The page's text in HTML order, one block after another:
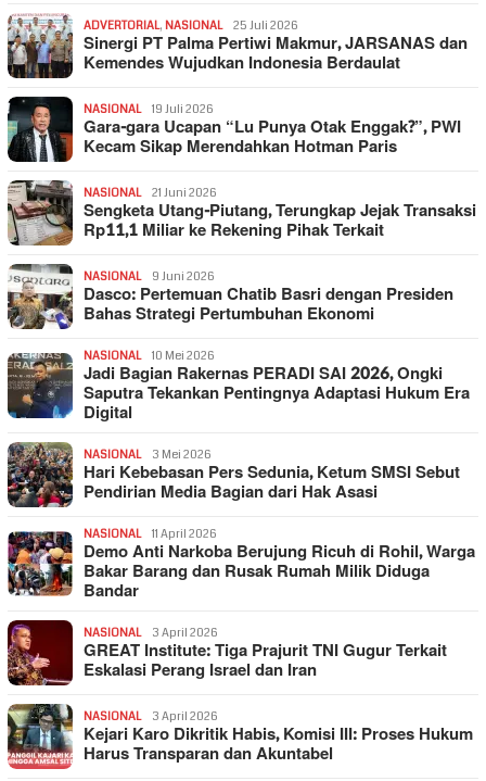
ADVERTORIAL, NASIONAL 25 Juli 2026
Sinergi PT Palma Pertiwi Makmur, JARSANAS dan
Kemendes Wujudkan Indonesia Berdaulat
NASIONAL 19 Juli 2026
Gara-gara Ucapan “Lu Punya Otak Enggak?”, PWI
Kecam Sikap Merendahkan Hotman Paris
NASIONAL 21 Juni 2026
Sengketa Utang-Piutang, Terungkap Jejak Transaksi
Rp11,1 Miliar ke Rekening Pihak Terkait
NASIONAL 9 Juni 2026
Dasco: Pertemuan Chatib Basri dengan Presiden
Bahas Strategi Pertumbuhan Ekonomi
NASIONAL 10 Mei 2026
Jadi Bagian Rakernas PERADI SAI 2026, Ongki
Saputra Tekankan Pentingnya Adaptasi Hukum Era
Digital
NASIONAL 3 Mei 2026
Hari Kebebasan Pers Sedunia, Ketum SMSI Sebut
Pendirian Media Bagian dari Hak Asasi
NASIONAL 11 April 2026
Demo Anti Narkoba Berujung Ricuh di Rohil, Warga
Bakar Barang dan Rusak Rumah Milik Diduga
Bandar
NASIONAL 3 April 2026
GREAT Institute: Tiga Prajurit TNI Gugur Terkait
Eskalasi Perang Israel dan Iran
NASIONAL 3 April 2026
Kejari Karo Dikritik Habis, Komisi III: Proses Hukum
Harus Transparan dan Akuntabel